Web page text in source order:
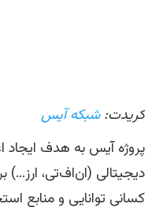
کریدت:شبکه آیس
پروژه آیس به هدف ایجاد
دیجیتالی (ان‌اف‌تی، ارز…)
کسانی توانایی و منابع